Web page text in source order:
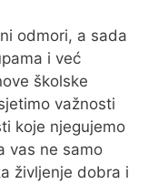
odmori, a sada
i već
školske
važnosti
koje njegujemo
vas ne samo
življenje dobra i